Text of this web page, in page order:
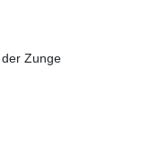
Zunge